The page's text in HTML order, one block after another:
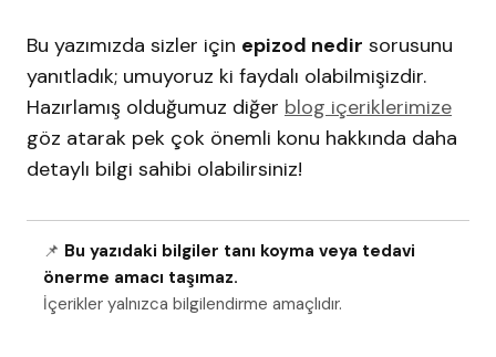
Bu yazımızda sizler için epizod nedir sorusunu
yanıtladık; umuyoruz ki faydalı olabilmişizdir.
Hazırlamış olduğumuz diğer blog içeriklerimize
göz atarak pek çok önemli konu hakkında daha
detaylı bilgi sahibi olabilirsiniz!
📌 Bu yazıdaki bilgiler tanı koyma veya tedavi
önerme amacı taşımaz.
İçerikler yalnızca bilgilendirme amaçlıdır.